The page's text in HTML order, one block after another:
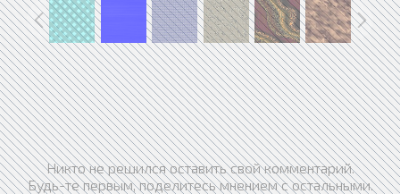
Никто не решился оставить свой комментарий.
Будь-те первым, поделитесь мнением с остальными.